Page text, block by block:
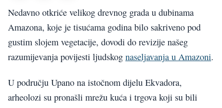
Nedavno otkriće velikog drevnog grada u dubinama
Amazona, koje je tisućama godina bilo sakriveno pod
gustim slojem vegetacije, dovodi do revizije našeg
razumijevanja povijesti ljudskog naseljavanja u Amazoni.
U području Upano na istočnom dijelu Ekvadora,
arheolozi su pronašli mrežu kuća i trgova koji su bili